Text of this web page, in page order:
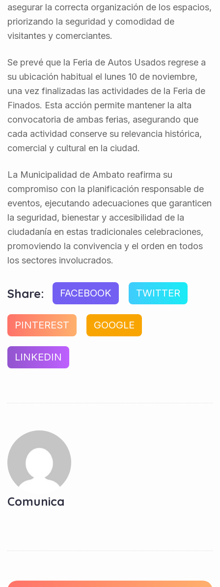
asegurar la correcta organización de los espacios,
priorizando la seguridad y comodidad de
visitantes y comerciantes.
Se prevé que la Feria de Autos Usados regrese a
su ubicación habitual el lunes 10 de noviembre,
una vez finalizadas las actividades de la Feria de
Finados. Esta acción permite mantener la alta
convocatoria de ambas ferias, asegurando que
cada actividad conserve su relevancia histórica,
comercial y cultural en la ciudad.
La Municipalidad de Ambato reafirma su
compromiso con la planificación responsable de
eventos, ejecutando adecuaciones que garanticen
la seguridad, bienestar y accesibilidad de la
ciudadanía en estas tradicionales celebraciones,
promoviendo la convivencia y el orden en todos
los sectores involucrados.
Share: FACEBOOK TWITTER
PINTEREST GOOGLE
LINKEDIN
Comunica